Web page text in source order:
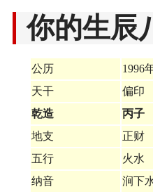
你的生辰
公历 1996
天干
偏印
乾造
丙子
地支
正财
五行
火水
纳音
涧下